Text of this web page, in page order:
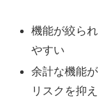
機能が絞ら
やすい
余計な機能
リスクを抑